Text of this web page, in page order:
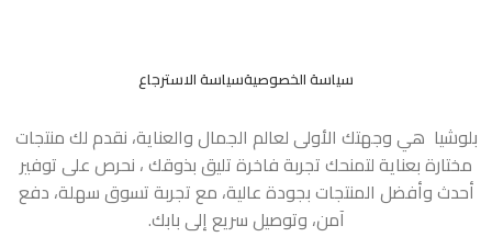
سياسة الخصوصيةسياسة الاسترجاع
بلوشيا هي وجهتك الأولى لعالم الجمال والعناية، نقدم لك منتجات
مختارة بعناية لتمنحك تجربة فاخرة تليق بذوقك ، نحرص على توفير
أحدث وأفضل المنتجات بجودة عالية، مع تجربة تسوق سهلة، دفع
آمن، وتوصيل سريع إلى بابك.